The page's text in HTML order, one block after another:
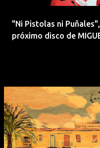
"Ni Pistolas ni
próximo disco de